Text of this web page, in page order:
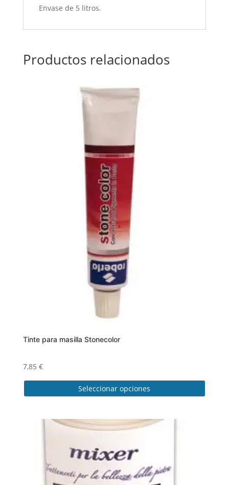
Envase de 5 litros.
Productos relacionados
Tinte para masilla Stonecolor
7,85 €
Seleccionar opciones
opciones